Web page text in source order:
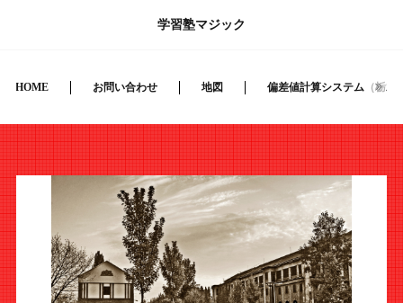
学習塾マジック
HOME お問い合わせ 地図 偏差値計算システム（栃